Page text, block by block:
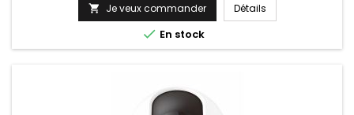
 Je veux commander Détails
 En stock